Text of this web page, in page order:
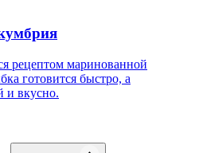
рецептом маринованной
готовится быстро, а
и вкусно.